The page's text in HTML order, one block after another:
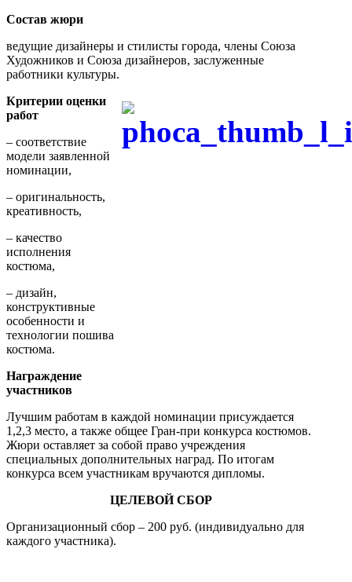
Состав жюри
ведущие дизайнеры и стилисты города, члены Союза
Художников и Союза дизайнеров, заслуженные
работники культуры.
Критерии оценки
работ
– соответствие
модели заявленной
номинации,
– оригинальность,
креативность,
– качество
исполнения
костюма,
– дизайн,
конструктивные
особенности и
технологии пошива
костюма.
Награждение
участников
Лучшим работам в каждой номинации присуждается
1,2,3 место, а также общее Гран-при конкурса костюмов.
Жюри оставляет за собой право учреждения
специальных дополнительных наград. По итогам
конкурса всем участникам вручаются дипломы.
ЦЕЛЕВОЙ СБОР
Организационный сбор – 200 руб. (индивидуально для
каждого участника).